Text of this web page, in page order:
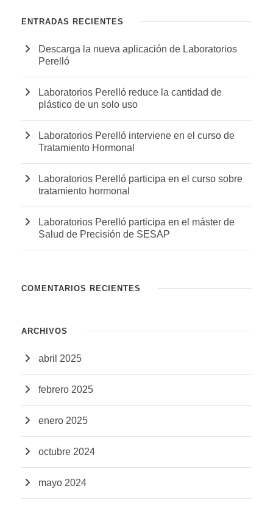
ENTRADAS RECIENTES
Descarga la nueva aplicación de Laboratorios
Perelló
Laboratorios Perelló reduce la cantidad de
plástico de un solo uso
Laboratorios Perelló interviene en el curso de
Tratamiento Hormonal
Laboratorios Perelló participa en el curso sobre
tratamiento hormonal
Laboratorios Perelló participa en el máster de
Salud de Precisión de SESAP
COMENTARIOS RECIENTES
ARCHIVOS
abril 2025
febrero 2025
enero 2025
octubre 2024
mayo 2024